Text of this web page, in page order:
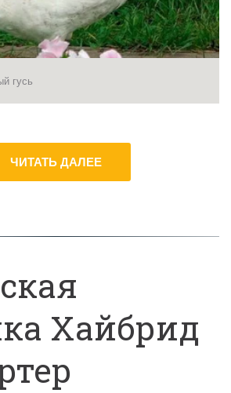
гусь
ЧИТАТЬ ДАЛЕЕ
Хайбрид